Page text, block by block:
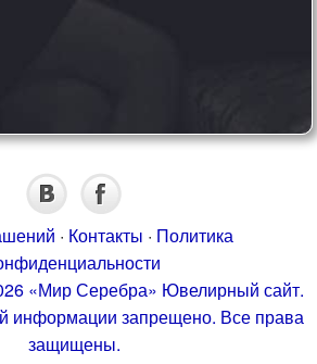
· Контакты · Политика
«Мир Серебра» Ювелирный сайт.
информации запрещено. Все права
защищены.